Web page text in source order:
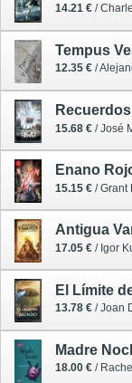
14.21 € /
Tempus
12.35 € /
15.68 € / José
Enano
15.15 € / Grant
Antigua
17.05 € / Igor
El Límite
13.78 € / Joan
Madre
18.00 € /